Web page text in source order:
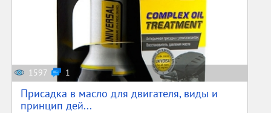
1597 1
Присадка в масло для двигателя, виды и
принцип дей...